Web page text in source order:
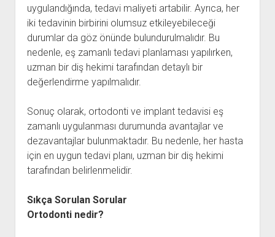
uygulandığında, tedavi maliyeti artabilir. Ayrıca, her
iki tedavinin birbirini olumsuz etkileyebileceği
durumlar da göz önünde bulundurulmalıdır. Bu
nedenle, eş zamanlı tedavi planlaması yapılırken,
uzman bir diş hekimi tarafından detaylı bir
değerlendirme yapılmalıdır.
Sonuç olarak, ortodonti ve implant tedavisi eş
zamanlı uygulanması durumunda avantajlar ve
dezavantajlar bulunmaktadır. Bu nedenle, her hasta
için en uygun tedavi planı, uzman bir diş hekimi
tarafından belirlenmelidir.
Sıkça Sorulan Sorular
Ortodonti nedir?